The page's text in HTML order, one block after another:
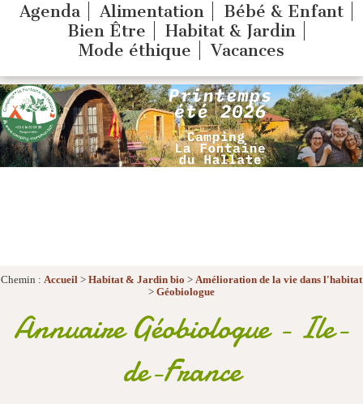
Agenda Alimentation
Bébé & Enfant
Bien Être
Habitat & Jardin
Mode éthique
Vacances
Chemin : Accueil > Habitat & Jardin bio > Amélioration de la vie dans l'habitat
> Géobiologue
Annuaire Géobiologue - Ile-
de-France